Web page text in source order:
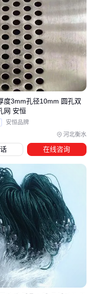
型？
：
球类冲击，减少设备损
接点牢固度
确保稳定性
比普通围网防护效果
全防护。
长期价值：
柱遇强风会从焊接处断
河北衡水
度3mm孔径10mm 圆孔双
网 安恒
安恒品牌
在线咨询